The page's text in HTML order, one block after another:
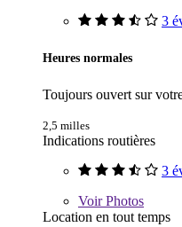
3
Heures normales
Toujours ouvert sur
2,5 milles
Indications routières
3
VoirPhotos
Location en tout temps